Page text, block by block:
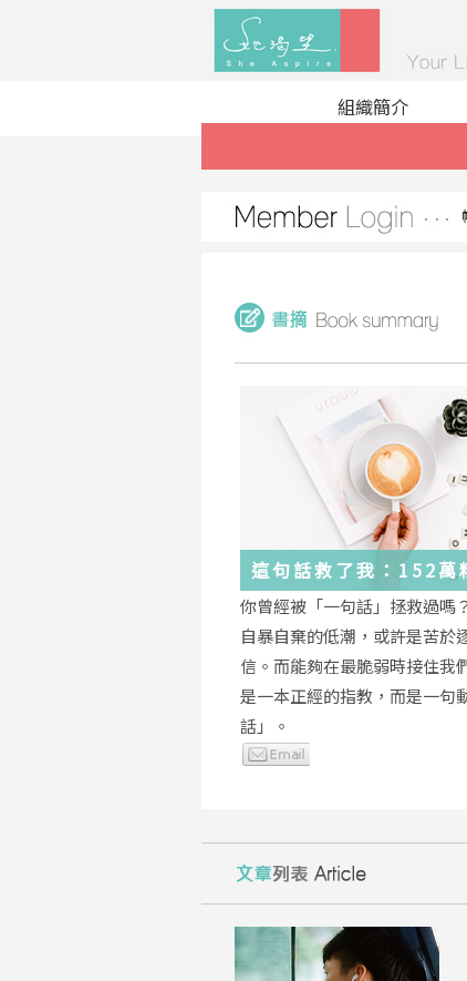
組織簡介
這句話救了我：152萬
證，韓國最受歡迎的
YouTuber「國民姐姐
為跌落情緒深淵的你
你曾經被「一句話」拯救過嗎
自暴自棄的低潮，或許是苦於
信。而能夠在最脆弱時接住我
是一本正經的指教，而是一句
話」。